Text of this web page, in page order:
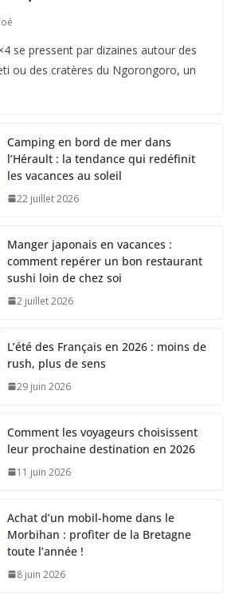
se pressent par dizaines autour des
ou des cratères du Ngorongoro, un
Camping en bord de mer dans
l’Hérault : la tendance qui redéfinit
les vacances au soleil
22 juillet 2026
Manger japonais en vacances :
comment repérer un bon restaurant
sushi loin de chez soi
2 juillet 2026
L’été des Français en 2026 : moins de
rush, plus de sens
29 juin 2026
Comment les voyageurs choisissent
leur prochaine destination en 2026
11 juin 2026
Achat d’un mobil-home dans le
Morbihan : profiter de la Bretagne
toute l’année !
8 juin 2026